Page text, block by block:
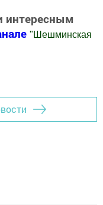
интересным
" Шешминская